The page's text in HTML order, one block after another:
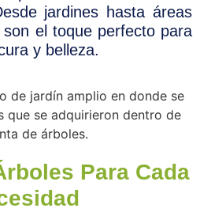
jardines hasta áreas
el toque perfecto para
y belleza.
Para Cada